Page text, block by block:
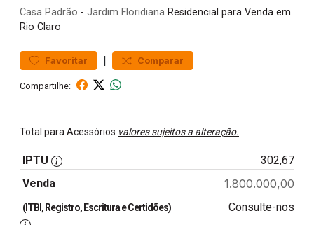
Casa Padrão - Jardim Floridiana Residencial para Venda em
Rio Claro
Favoritar | Comparar
Compartilhe:
Total para Acessórios valores sujeitos a alteração.
IPTU
302,67
Venda
1.800.000,00
(ITBI, Registro, Escritura e Certidões) Consulte-nos